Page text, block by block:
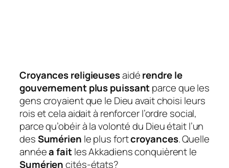
Croyances religieusesaidérendre le
gouvernement plus puissantparce que les
gens croyaient que le Dieu avait choisi leurs
rois et cela aidait à renforcer l’ordre social,
parce qu’obéir à la volonté du Dieu était l’un
desSumérien le plus fortcroyances. Quelle
annéea faitles Akkadiens conquièrent le
Sumériencités-états?